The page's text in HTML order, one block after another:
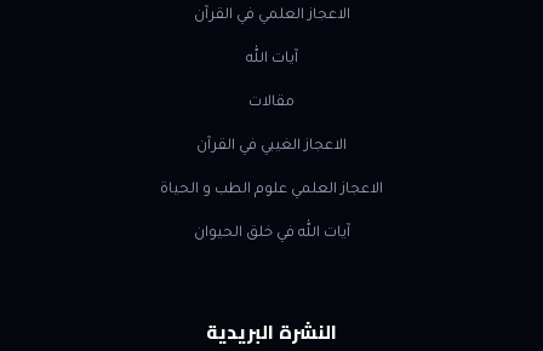
الاعجاز العلمي في القرآن
آيات الله
مقالات
الاعجاز الغيبي في القرآن
الاعجاز العلمي علوم الطب و الحياة
آيات الله في خلق الحيوان
النشرة البريدية